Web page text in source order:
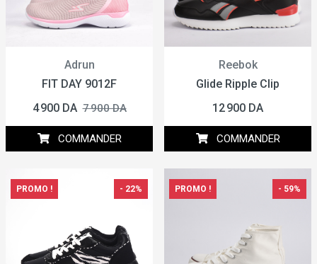
Adrun
FIT DAY 9012F
4 900 DA 7 900 DA
COMMANDER
Reebok
Glide Ripple Clip
12 900 DA
COMMANDER
PROMO ! - 22% PROMO ! - 59%